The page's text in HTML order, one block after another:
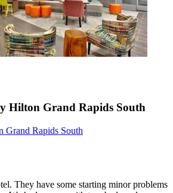
Hilton Grand Rapids South
Grand Rapids South
They have some starting minor problems